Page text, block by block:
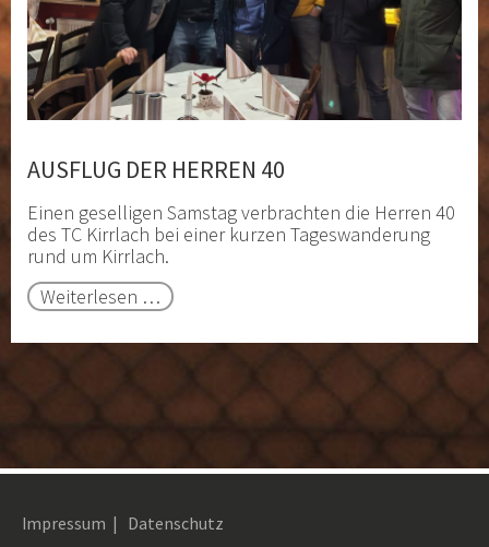
AUSFLUG DER HERREN 40
Einen geselligen Samstag verbrachten die Herren 40
des TC Kirrlach bei einer kurzen Tageswanderung
rund um Kirrlach.
Weiterlesen … Ausflug
Herren
Impressum | Datenschutz